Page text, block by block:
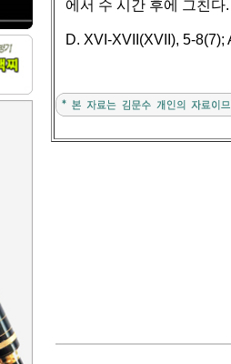
에서 수 시간 후에 그친다.
D. XVI-XVII(XVII), 5-8(7);